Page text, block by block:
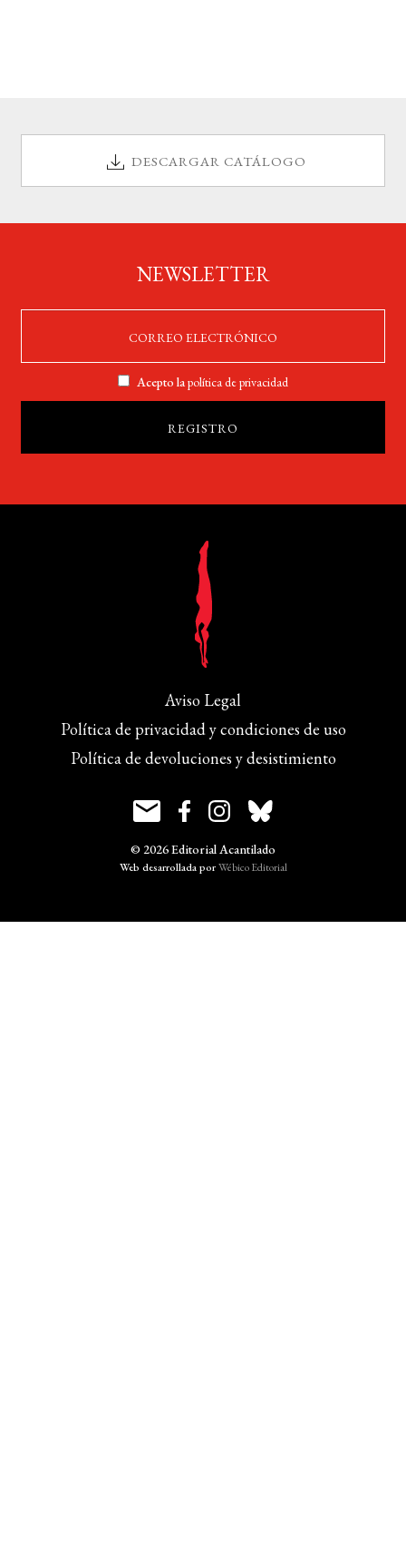
DESCARGAR CATÁLOGO
NEWSLETTER
Acepto lapolítica de privacidad
Aviso Legal
Política de privacidad y condiciones de uso
Política de devoluciones y desistimiento
© 2026 Editorial Acantilado
Web desarrollada porWébico Editorial